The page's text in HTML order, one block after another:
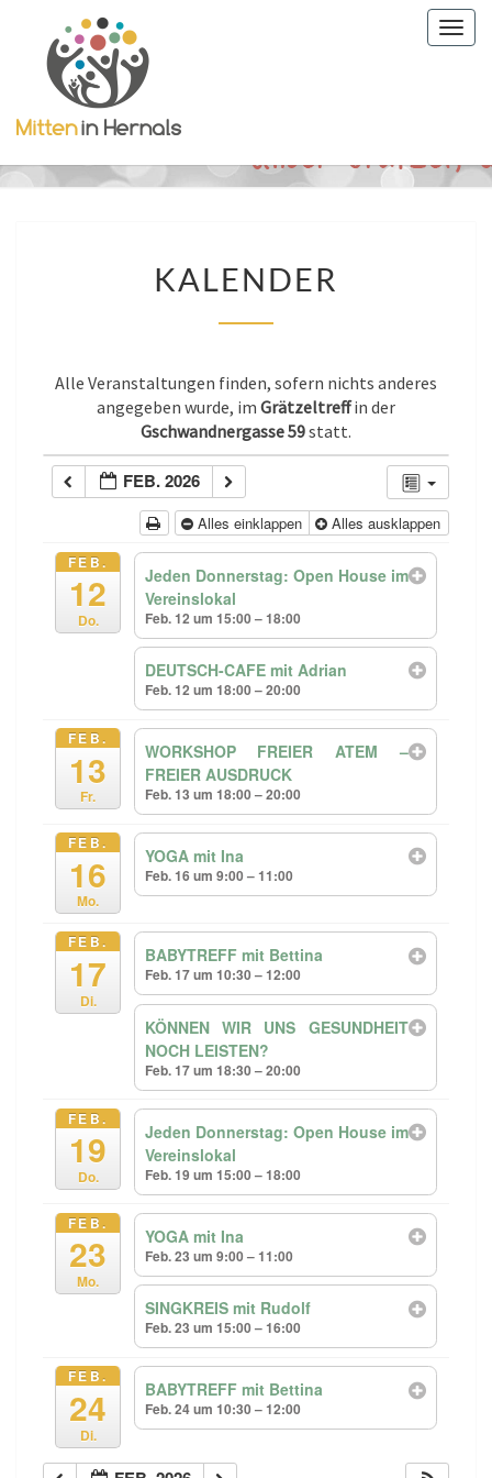
KALENDER
Alle Veranstaltungen finden, sofern nichts anderes
angegeben wurde, im Grätzeltreffin der
Gschwandnergasse 59statt.
FEB. 2026
Alles einklappen Alles ausklappen
FEB.
12
Do.
Jeden Donnerstag: Open House im
Vereinslokal
Feb. 12 um 15:00 – 18:00
DEUTSCH-CAFE mit Adrian
Feb. 12 um 18:00 – 20:00
FEB.
13
Fr.
WORKSHOP FREIER ATEM –
FREIER AUSDRUCK
Feb. 13 um 18:00 – 20:00
FEB.
16
Mo.
YOGA mit Ina
Feb. 16 um 9:00 – 11:00
FEB.
17
Di.
BABYTREFF mit Bettina
Feb. 17 um 10:30 – 12:00
KÖNNEN WIR UNS GESUNDHEIT
NOCH LEISTEN?
Feb. 17 um 18:30 – 20:00
FEB.
19
Do.
Jeden Donnerstag: Open House im
Vereinslokal
Feb. 19 um 15:00 – 18:00
FEB.
23
Mo.
YOGA mit Ina
Feb. 23 um 9:00 – 11:00
SINGKREIS mit Rudolf
Feb. 23 um 15:00 – 16:00
FEB.
24
Di.
BABYTREFF mit Bettina
Feb. 24 um 10:30 – 12:00